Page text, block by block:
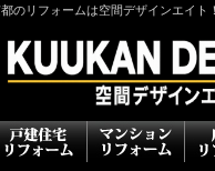
のリフォームは空間デザインエイト